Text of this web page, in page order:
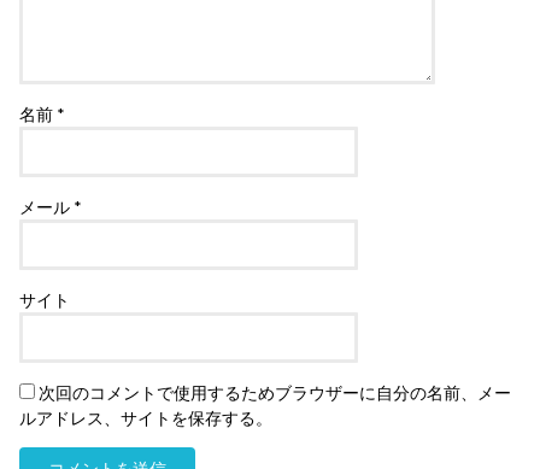
名前 *
メール *
サイト
次回のコメントで使用するためブラウザーに自分の名前、メー
ルアドレス、サイトを保存する。